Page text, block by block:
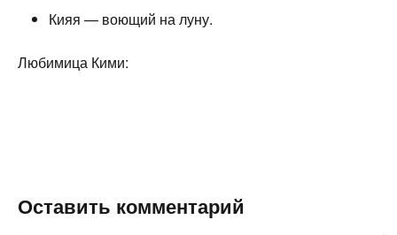
Кияя — воющий на луну.
Любимица Кими:
Оставить комментарий